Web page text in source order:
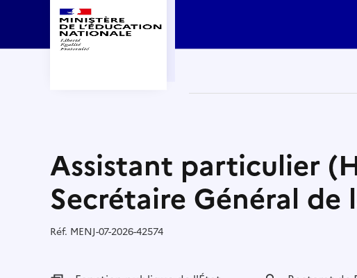
Assistant particulier
Secrétaire Général de
Réf. Référence :
MENJ-07-2026-42574